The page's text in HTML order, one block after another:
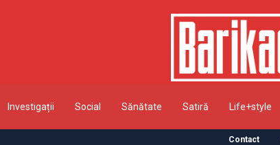
Investigații Social Sănătate Satiră Life+style
Contact